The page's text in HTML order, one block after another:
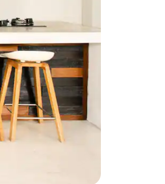
keşfedin.